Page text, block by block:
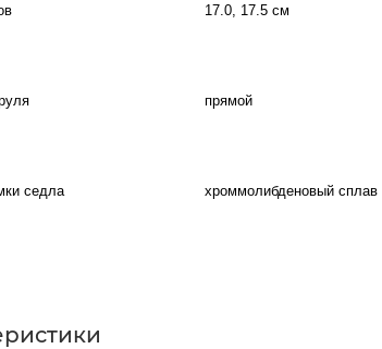
17.0, 17.5 см
прямой
седла хроммолибденовый сплав